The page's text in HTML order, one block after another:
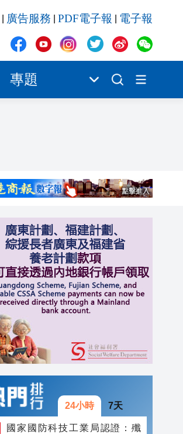
廣告服務 PDF電子報 電子報
專題
24小時 7天
國家國防科技工業局認證：殲